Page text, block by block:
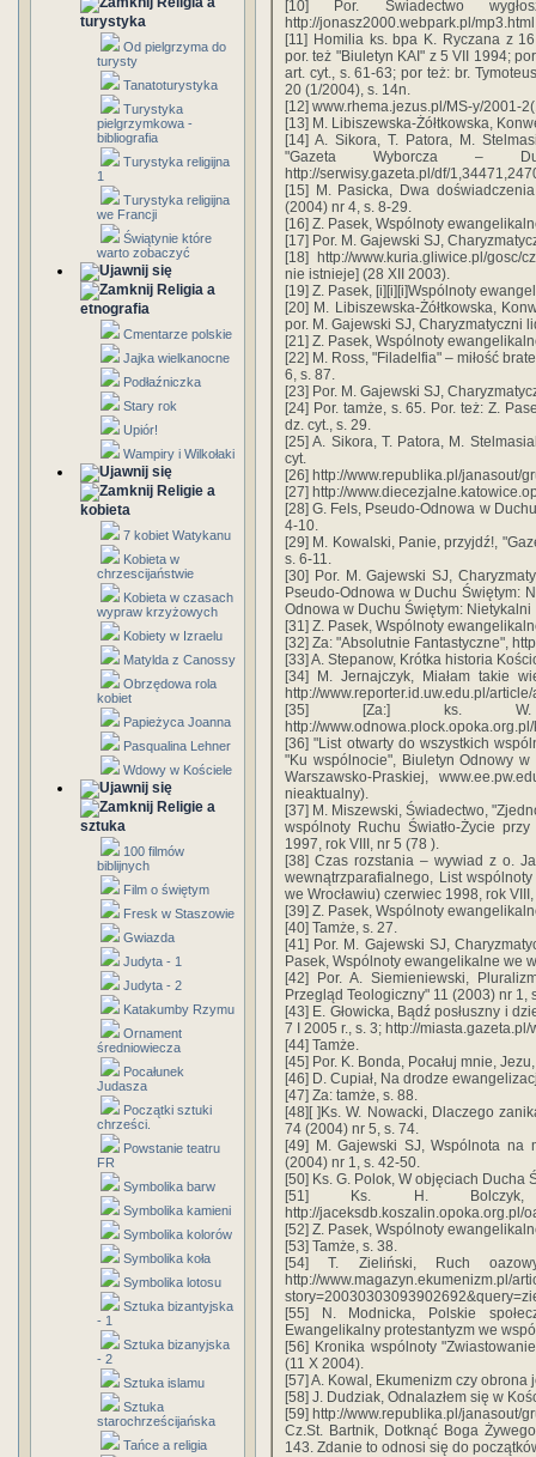
turystyka
Od pielgrzyma do
turysty
Tanatoturystyka
Turystyka
pielgrzymkowa -
bibliografia
Turystyka religijna
1
Turystyka religijna
we Francji
Świątynie które
warto zobaczyć
Religia a
etnografia
Cmentarze polskie
Jajka wielkanocne
Podłaźniczka
Stary rok
Upiór!
Wampiry i Wilkołaki
Religie a
kobieta
7 kobiet Watykanu
Kobieta w
chrzescijaństwie
Kobieta w czasach
wypraw krzyżowych
Kobiety w Izraelu
Matylda z Canossy
Obrzędowa rola
kobiet
Papieżyca Joanna
Pasqualina Lehner
Wdowy w Kościele
Religie a
sztuka
100 filmów
biblijnych
Film o świętym
Fresk w Staszowie
Gwiazda
Judyta - 1
Judyta - 2
Katakumby Rzymu
Ornament
średniowiecza
Pocałunek
Judasza
Początki sztuki
chrześci.
Powstanie teatru
FR
Symbolika barw
Symbolika kamieni
Symbolika kolorów
Symbolika koła
Symbolika lotosu
Sztuka bizantyjska
- 1
Sztuka bizanyjska
- 2
Sztuka islamu
Sztuka
starochrześcijańska
Tańce a religia
[10] Por. Świadectwo
http://jonasz2000.webpark.pl/
[11] Homilia ks. bpa K. Ryczana z
por. też "Biuletyn KAI" z 5 VII 1994;
art. cyt., s. 61-63; por też: br.
20 (1/2004), s. 14n.
[12] www.rhema.jezus.pl/MS-y/2001-
[13] M. Libiszewska-Żółtkowska,
[14] A. Sikora, T. Patora, M.
"Gazeta Wyborcza
http://serwisy.gazeta.pl/df/
[15] M. Pasicka, Dwa
(2004) nr 4, s. 8-29.
[16] Z. Pasek, Wspólnoty
[17] Por. M. Gajewski SJ,
[18] http://www.kuria.gliwice.pl/gosc/
nie istnieje] (28 XII 2003).
[19] Z. Pasek, [i][i][i]Wspólnoty
[20] M. Libiszewska-Żółtkowska,
por. M. Gajewski SJ, Charyzmatyczni
[21] Z. Pasek, Wspólnoty
[22] M. Ross, "Filadelfia" – miłość
6, s. 87.
[23] Por. M. Gajewski SJ,
[24] Por. tamże, s. 65. Por. też: Z.
dz. cyt., s. 29.
[25] A. Sikora, T. Patora, M.
cyt.
[26] http://www.republika.pl/janasout/
[27] http://
[28] G. Fels, Pseudo-Odnowa w
4-10.
[29] M. Kowalski, Panie, przyjdź!,
s. 6-11.
[30] Por. M. Gajewski SJ,
Pseudo-Odnowa w Duchu Świętym:
Odnowa w Duchu Świętym: Nietykalni
[31] Z. Pasek, Wspólnoty
[32] Za: "Absolutnie Fantastyczne",
[33] A. Stepanow, Krótka historia
[34] M. Jernajczyk, Miałam takie
http://www.reporter.id.uw.edu.pl/
[35] [Za:] ks. W.
http://
[36] "List otwarty do wszystkich
"Ku wspólnocie", Biuletyn Odnowy
Warszawsko-Praskiej,
nieaktualny).
[37] M. Miszewski, Świadectwo,
wspólnoty Ruchu Światło-Życie
1997, rok VIII, nr 5 (78 ).
[38] Czas rozstania – wywiad z o.
wewnątrzparafialnego, List
we Wrocławiu) czerwiec 1998, rok
[39] Z. Pasek, Wspólnoty
[40] Tamże, s. 27.
[41] Por. M. Gajewski SJ,
Pasek, Wspólnoty ewangelikalne we
[42] Por. A. Siemieniewski,
Przegląd Teologiczny" 11 (2003) nr 1,
[43] E. Głowicka, Bądź posłuszny i
7 I 2005 r., s. 3; http://
[44] Tamże.
[45] Por. K. Bonda, Pocałuj mnie,
[46] D. Cupiał, Na drodze
[47] Za: tamże, s. 88.
[48][ ]Ks. W. Nowacki, Dlaczego
74 (2004) nr 5, s. 74.
[49] M. Gajewski SJ, Wspólnota na
(2004) nr 1, s. 42-50.
[50] Ks. G. Polok, W objęciach Ducha
[51] Ks. H. Bolczyk,
http://jaceksdb.koszalin.opoka.org.pl/
[52] Z. Pasek, Wspólnoty
[53] Tamże, s. 38.
[54] T. Zieliński, Ruch oazowy
http://www.magazyn.ekumenizm.pl/
[55] N. Modnicka, Polskie
Ewangelikalny protestantyzm we
[56] Kronika wspólnoty
(11 X 2004).
[57] A. Kowal, Ekumenizm czy
[58] J. Dudziak, Odnalazłem się w
[59] http://www.republika.pl/janasout/
Cz.St. Bartnik, Dotknąć Boga
143. Zdanie to odnosi się do